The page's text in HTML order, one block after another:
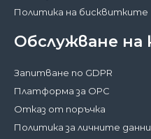
Политика на бисквитките
Обслужване на
Запитване по GDPR
Платформа за ОРС
Отказ от поръчка
Политика за личните данни